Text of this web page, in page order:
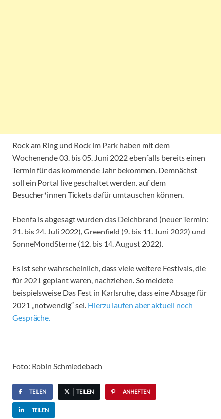
Rock am Ring und Rock im Park haben mit dem
Wochenende 03. bis 05. Juni 2022 ebenfalls bereits einen
Termin für das kommende Jahr bekommen. Demnächst
soll ein Portal live geschaltet werden, auf dem
Besucher*innen Tickets dafür umtauschen können.
Ebenfalls abgesagt wurden das Deichbrand (neuer Termin:
21. bis 24. Juli 2022), Greenfield (9. bis 11. Juni 2022) und
SonneMondSterne (12. bis 14. August 2022).
Es ist sehr wahrscheinlich, dass viele weitere Festivals, die
für 2021 geplant waren, nachziehen. So meldete
beispielsweise Das Fest in Karlsruhe, dass eine Absage für
2021 „notwendig“ sei. Hierzu laufen aber aktuell noch
Gespräche.
Foto: Robin Schmiedebach
TEILEN TEILEN ANHEFTEN
TEILEN